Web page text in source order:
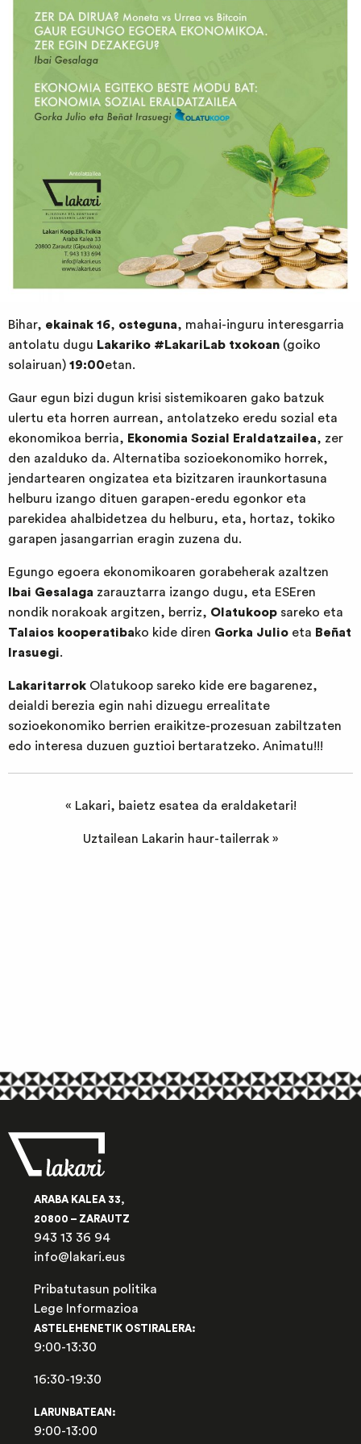
Bihar, ekainak 16, osteguna, mahai-inguru interesgarria
antolatu dugu Lakariko #LakariLab txokoan (goiko
solairuan) 19:00etan.
Gaur egun bizi dugun krisi sistemikoaren gako batzuk
ulertu eta horren aurrean, antolatzeko eredu sozial eta
ekonomikoa berria, Ekonomia Sozial Eraldatzailea, zer
den azalduko da. Alternatiba sozioekonomiko horrek,
jendartearen ongizatea eta bizitzaren iraunkortasuna
helburu izango dituen garapen-eredu egonkor eta
parekidea ahalbidetzea du helburu, eta, hortaz, tokiko
garapen jasangarrian eragin zuzena du.
Egungo egoera ekonomikoaren gorabeherak azaltzen
Ibai Gesalaga zarauztarra izango dugu, eta ESEren
nondik norakoak argitzen, berriz, Olatukoop sareko eta
Talaios kooperatibako kide diren Gorka Julio eta Beñat
Irasuegi.
Lakaritarrok Olatukoop sareko kide ere bagarenez,
deialdi berezia egin nahi dizuegu errealitate
sozioekonomiko berrien eraikitze-prozesuan zabiltzaten
edo interesa duzuen guztioi bertaratzeko. Animatu!!!
« Lakari, baietz esatea da eraldaketari!
Uztailean Lakarin haur-tailerrak»
ARABA KALEA 33,
20800 – ZARAUTZ
943 13 36 94
info@lakari.eus
Pribatutasun politika
Lege Informazioa
ASTELEHENETIK OSTIRALERA:
9:00-13:30
16:30-19:30
LARUNBATEAN:
9:00-13:00